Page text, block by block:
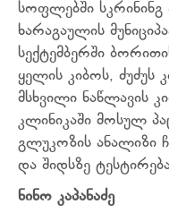
სოფლებში სკრინინგ
ხარაგაულის
სექტემბერში
ყელის კიბოს, ძუძუს
მსხვილი ნაწლავის
კლინიკაში მოსულ
გლუკოზის ანალიზი
და შიდსზე
ნინო კაპანაძე